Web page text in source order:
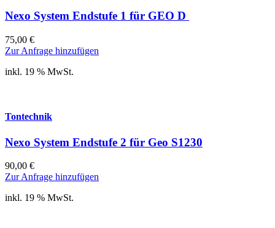
Nexo System Endstufe 1 für GEO D
75,00 €
Zur Anfrage hinzufügen
inkl. 19 % MwSt.
Tontechnik
Nexo System Endstufe 2 für Geo S1230
90,00 €
Zur Anfrage hinzufügen
inkl. 19 % MwSt.